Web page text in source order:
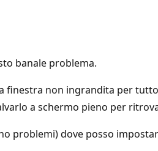
banale problema.
finestra non ingrandita per
a schermo pieno per
problemi) dove posso